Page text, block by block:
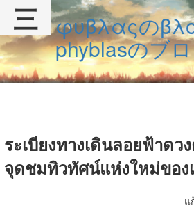
φυβλαςの
phyblasのブ
ระเบียงทางเดินลอยฟ้าดว
จุดชมทิวทัศน์แห่งใหม่ของ
แ
三